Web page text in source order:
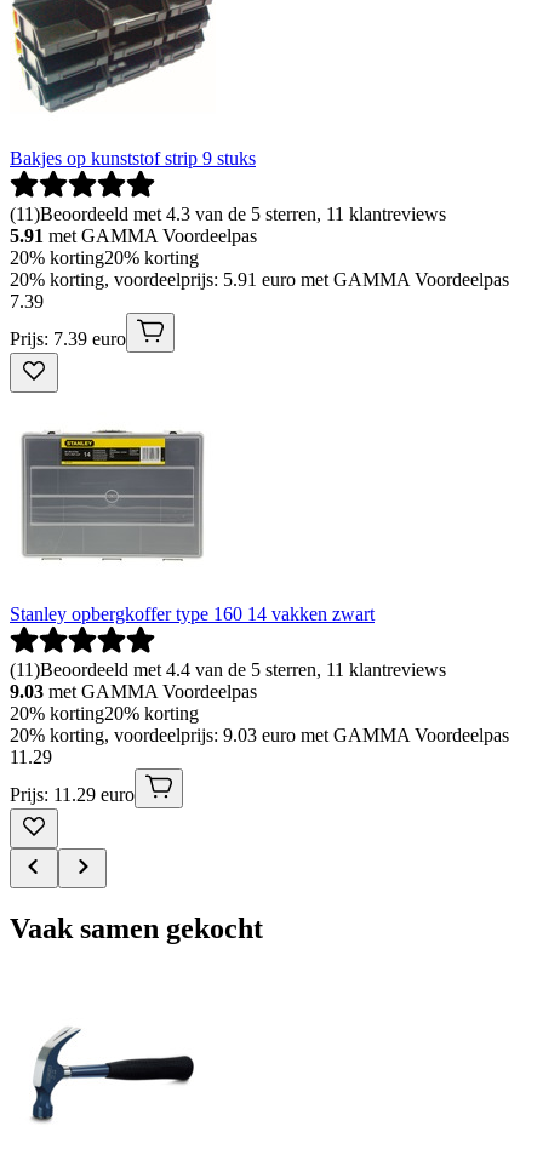
Bakjes op kunststof strip 9 stuks
(11)Beoordeeld met 4.3 van de 5 sterren, 11 klantreviews
5.91 met GAMMA Voordeelpas
20% korting20% korting
20% korting, voordeelprijs: 5.91 euro met GAMMA Voordeelpas
7.39
Prijs: 7.39 euro
Stanley opbergkoffer type 160 14 vakken zwart
(11)Beoordeeld met 4.4 van de 5 sterren, 11 klantreviews
9.03 met GAMMA Voordeelpas
20% korting20% korting
20% korting, voordeelprijs: 9.03 euro met GAMMA Voordeelpas
11 .29
Prijs: 11.29 euro
Vaak samen gekocht